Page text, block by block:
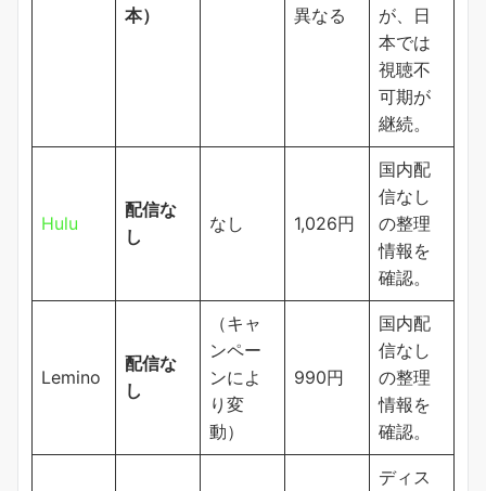
本）
異なる
が、日
本では
視聴不
可期が
継続。
Hulu
配信な
し
なし 1,026円
国内配
信なし
の整理
情報を
確認。
Lemino
配信な
し
（キャ
ンペー
ンによ
り変
動）
990円
国内配
信なし
の整理
情報を
確認。
ディス